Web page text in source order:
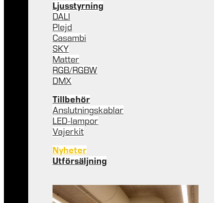
Ljusstyrning
DALI
Plejd
Casambi
SKY
Matter
RGB/RGBW
DMX
Tillbehör
Anslutningskablar
LED-lampor
Vajerkit
Nyheter
Utförsäljning